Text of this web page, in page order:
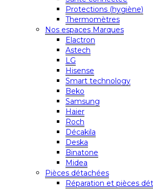
Protections (hygiène)
Thermomètres
Nos espaces Marques
Elactron
Astech
LG
Hisense
Smart technology
Beko
Samsung
Haier
Roch
Décakila
Deska
Binatone
Midea
Pièces détachées
Réparation et pièces